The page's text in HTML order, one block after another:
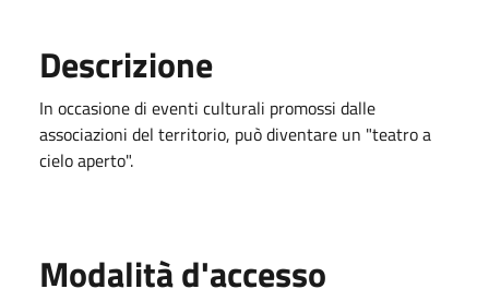
Descrizione
In occasione di eventi culturali promossi dalle
associazioni del territorio, può diventare un "teatro a
cielo aperto".
Modalità d'accesso